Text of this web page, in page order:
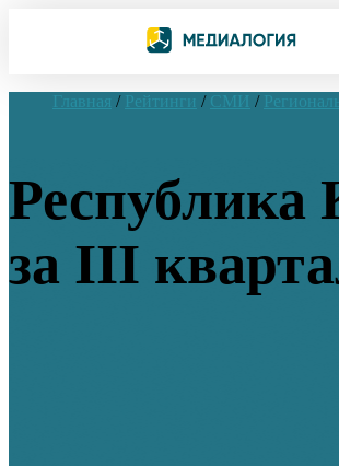
Главная / Рейтинги / СМИ /
за III